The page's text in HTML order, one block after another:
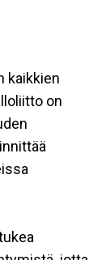
kaikkien
on